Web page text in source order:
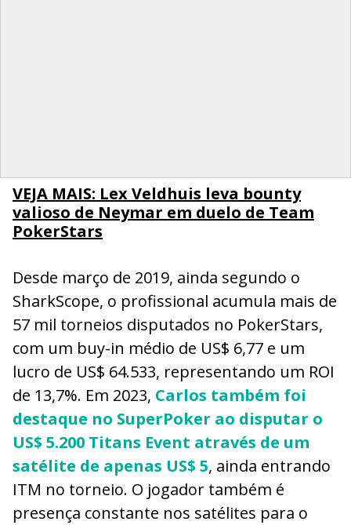
VEJA MAIS: Lex Veldhuis leva bounty
valioso de Neymar em duelo de Team
PokerStars
Desde março de 2019, ainda segundo o
SharkScope, o profissional acumula mais de
57 mil torneios disputados no PokerStars,
com um buy-in médio de US$ 6,77 e um
lucro de US$ 64.533, representando um ROI
de 13,7%. Em 2023, Carlos também foi
destaque no SuperPoker ao disputar o
US$ 5.200 Titans Event através de um
satélite de apenas US$ 5, ainda entrando
ITM no torneio. O jogador também é
presença constante nos satélites para o